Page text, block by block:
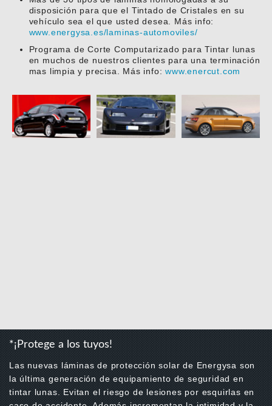
disposición para que el Tintado de Cristales en su
vehículo sea el que usted desea. Más info:
www.energysa.es/laminas-automoviles/
Programa de Corte Computarizado para Tintar lunas
en muchos de nuestros clientes para una terminación
mas limpia y precisa. Más info:www.enercut.com
*¡Protege a los tuyos!
Las nuevas láminas de protección solar de Energysa son
la última generación de equipamiento de seguridad en
tintar lunas. Evitan el riesgo de lesiones por esquirlas en